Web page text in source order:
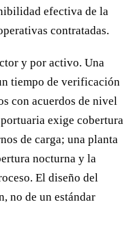
efectiva de la
contratadas.
y por activo. Una
tiempo de verificación
con acuerdos de nivel
exige cobertura
de carga; una planta
nocturna y la
El diseño del
no de un estándar